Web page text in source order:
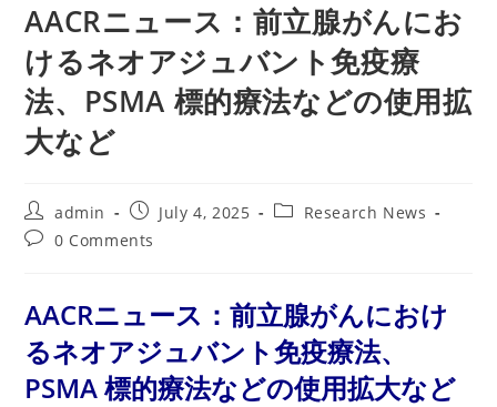
AACRニュース：前立腺がんにお
けるネオアジュバント免疫療
法、PSMA 標的療法などの使用拡
大など
Post
author:
admin
Post
published:
July 4, 2025
PostResearch News
Post0 Comments
AACRニュース：前立腺がんにおけ
るネオアジュバント免疫療法、
PSMA 標的療法などの使用拡大など